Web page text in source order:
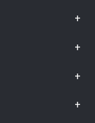
+
+
+
+